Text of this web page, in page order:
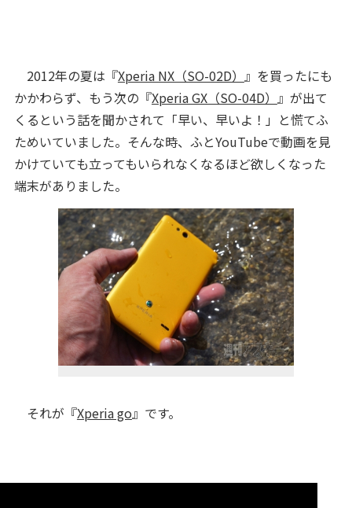
2012年の夏は『Xperia NX（SO-02D） 』を買ったにも
かかわらず、もう次の『Xperia GX（SO-04D） 』が出て
くるという話を聞かされて「早い、早いよ！」と慌てふ
ためいていました。そんな時、ふとYouTubeで動画を見
かけていても立ってもいられなくなるほど欲しくなった
端末がありました。
それが『Xperia go』です。